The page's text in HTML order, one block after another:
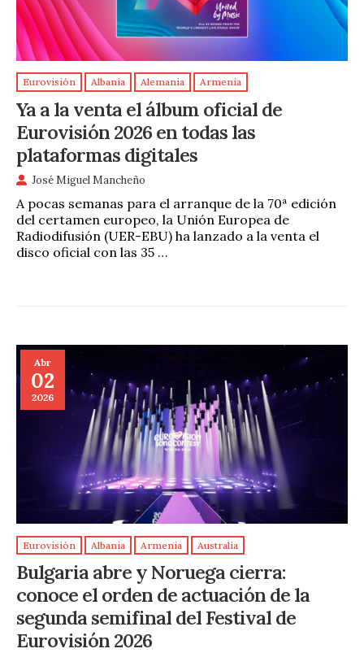
Eurovisión Albania Alemania Armenia
Ya a la venta el álbum oficial de
Eurovisión 2026 en todas las
plataformas digitales
José Miguel Mancheño
A pocas semanas para el arranque de la 70ª edición
del certamen europeo, la Unión Europea de
Radiodifusión (UER-EBU) ha lanzado a la venta el
disco oficial con las 35 …
Abr
02
2026
Eurovisión Albania Armenia Australia
Bulgaria abre y Noruega cierra:
conoce el orden de actuación de la
segunda semifinal del Festival de
Eurovisión 2026